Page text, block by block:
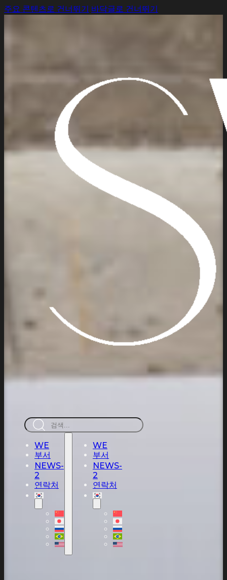
주요 콘텐츠로 건너뛰기 바닥글로 건너뛰기
검
색
WE
부서
NEWS-
2
연락처
WE
부서
NEWS-
2
연락처